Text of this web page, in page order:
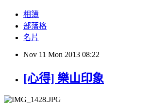
相簿
部落格
名片
Nov 11 Mon 2013 08:22
[心得] 樂山印象